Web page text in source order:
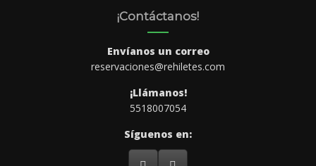
¡Contáctanos!
Envíanos un correo
reservaciones@rehiletes.com
¡Llámanos!
5518007054
Síguenos en: